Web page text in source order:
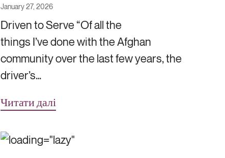
January 27, 2026
Driven to Serve “Of all the
things I’ve done with the Afghan
community over the last few years, the
driver’s…
Читати далі